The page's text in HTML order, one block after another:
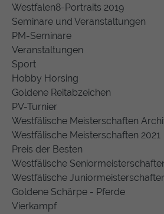
Westfalen8-Portraits 2019
Seminare und Veranstaltungen
PM-Seminare
Veranstaltungen
Sport
Hobby Horsing
Goldene Reitabzeichen
PV-Turnier
Westfälische Meisterschaften
Westfälische Meisterschaften 2021
Preis der Besten
Westfälische
Westfälische
Goldene Schärpe - Pferde
Vierkampf